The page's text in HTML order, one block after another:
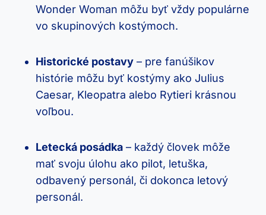
Wonder Woman môžu byť vždy populárne
vo skupinových kostýmoch.
Historické postavy – pre fanúšikov
histórie môžu byť kostýmy ako Julius
Caesar, Kleopatra alebo Rytieri krásnou
voľbou.
Letecká posádka – každý človek môže
mať svoju úlohu ako pilot, letuška,
odbavený personál, či dokonca letový
personál.